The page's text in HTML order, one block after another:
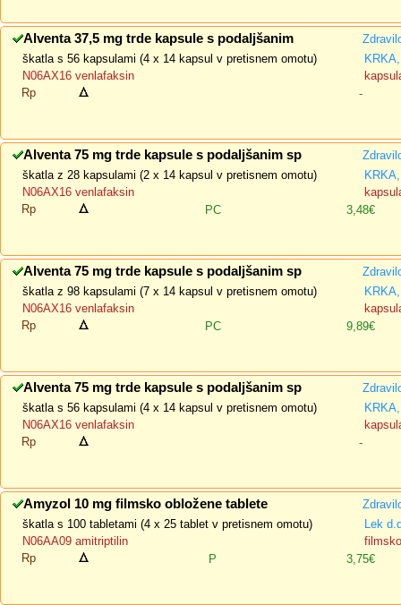
Alventa 37,5 mg trde kapsule s podaljšanim
škatla s 56 kapsulami (4 x 14 kapsul v pretisnem omotu)
N06AX16 venlafaksin
Rp
-
Alventa 75 mg trde kapsule s podaljšanim sp
škatla z 28 kapsulami (2 x 14 kapsul v pretisnem omotu)
N06AX16 venlafaksin
Rp
PC 3,48€
Alventa 75 mg trde kapsule s podaljšanim sp
škatla z 98 kapsulami (7 x 14 kapsul v pretisnem omotu)
N06AX16 venlafaksin
Rp
PC 9,89€
Alventa 75 mg trde kapsule s podaljšanim sp
škatla s 56 kapsulami (4 x 14 kapsul v pretisnem omotu)
N06AX16 venlafaksin
Rp
-
Amyzol 10 mg filmsko obložene tablete
škatla s 100 tabletami (4 x 25 tablet v pretisnem omotu)
Lek
N06AA09 amitriptilin
Rp
P 3,75€